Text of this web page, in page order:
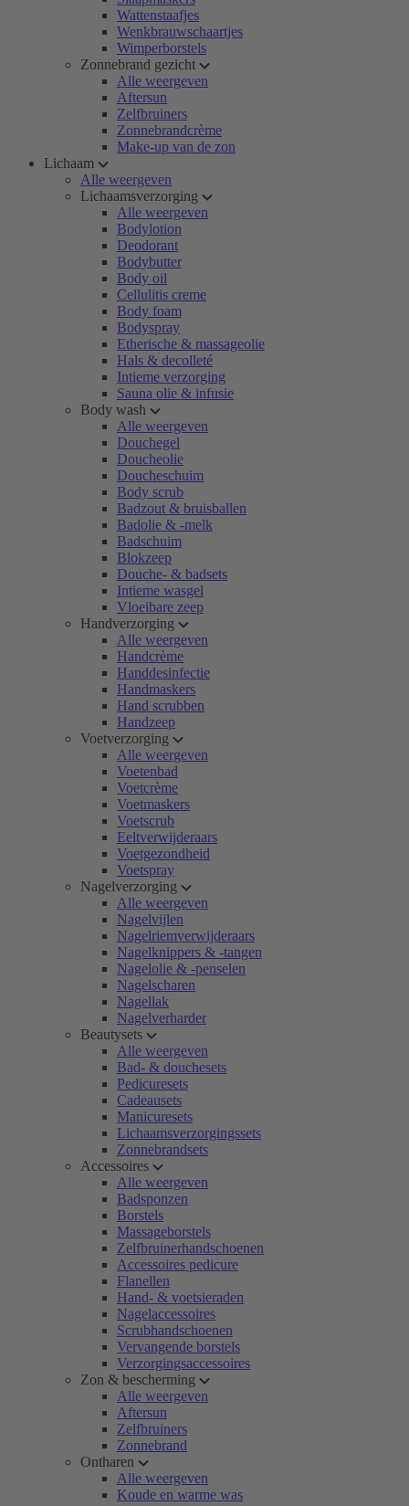
Wattenstaafjes
Wenkbrauwschaartjes
Wimperborstels
Zonnebrand gezicht
Alle weergeven
Aftersun
Zelfbruiners
Zonnebrandcrème
Make-up van de zon
Lichaam
Alle weergeven
Lichaamsverzorging
Alle weergeven
Bodylotion
Deodorant
Bodybutter
Body oil
Cellulitis creme
Body foam
Bodyspray
Etherische & massageolie
Hals & decolleté
Intieme verzorging
Sauna olie & infusie
Body wash
Alle weergeven
Douchegel
Doucheolie
Doucheschuim
Body scrub
Badzout & bruisballen
Badolie & -melk
Badschuim
Blokzeep
Douche- & badsets
Intieme wasgel
Vloeibare zeep
Handverzorging
Alle weergeven
Handcrème
Handdesinfectie
Handmaskers
Hand scrubben
Handzeep
Voetverzorging
Alle weergeven
Voetenbad
Voetcrème
Voetmaskers
Voetscrub
Eeltverwijderaars
Voetgezondheid
Voetspray
Nagelverzorging
Alle weergeven
Nagelvijlen
Nagelriemverwijderaars
Nagelknippers & -tangen
Nagelolie & -penselen
Nagelscharen
Nagellak
Nagelverharder
Beautysets
Alle weergeven
Bad- & douchesets
Pedicuresets
Cadeausets
Manicuresets
Lichaamsverzorgingssets
Zonnebrandsets
Accessoires
Alle weergeven
Badsponzen
Borstels
Massageborstels
Zelfbruinerhandschoenen
Accessoires pedicure
Flanellen
Hand- & voetsieraden
Nagelaccessoires
Scrubhandschoenen
Vervangende borstels
Verzorgingsaccessoires
Zon & bescherming
Alle weergeven
Aftersun
Zelfbruiners
Zonnebrand
Ontharen
Alle weergeven
Koude en warme was